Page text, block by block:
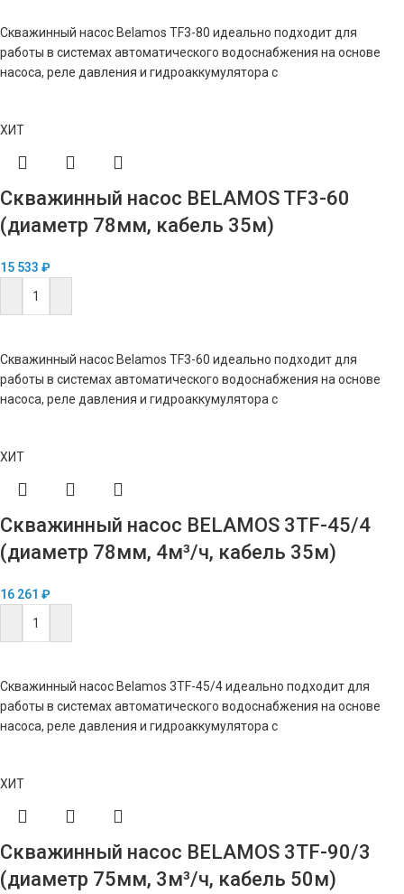
Скважинный насос Belamos TF3-80 идеально подходит для
работы в системах автоматического водоснабжения на основе
насоса, реле давления и гидроаккумулятора с
ХИТ
Скважинный насос BELAMOS TF3-60
(диаметр 78мм, кабель 35м)
15 533 ₽
Скважинный насос Belamos TF3-60 идеально подходит для
работы в системах автоматического водоснабжения на основе
насоса, реле давления и гидроаккумулятора с
ХИТ
Скважинный насос BELAMOS 3TF-45/4
(диаметр 78мм, 4м³/ч, кабель 35м)
16 261 ₽
Скважинный насос Belamos 3TF-45/4 идеально подходит для
работы в системах автоматического водоснабжения на основе
насоса, реле давления и гидроаккумулятора с
ХИТ
Скважинный насос BELAMOS 3TF-90/3
(диаметр 75мм, 3м³/ч, кабель 50м)